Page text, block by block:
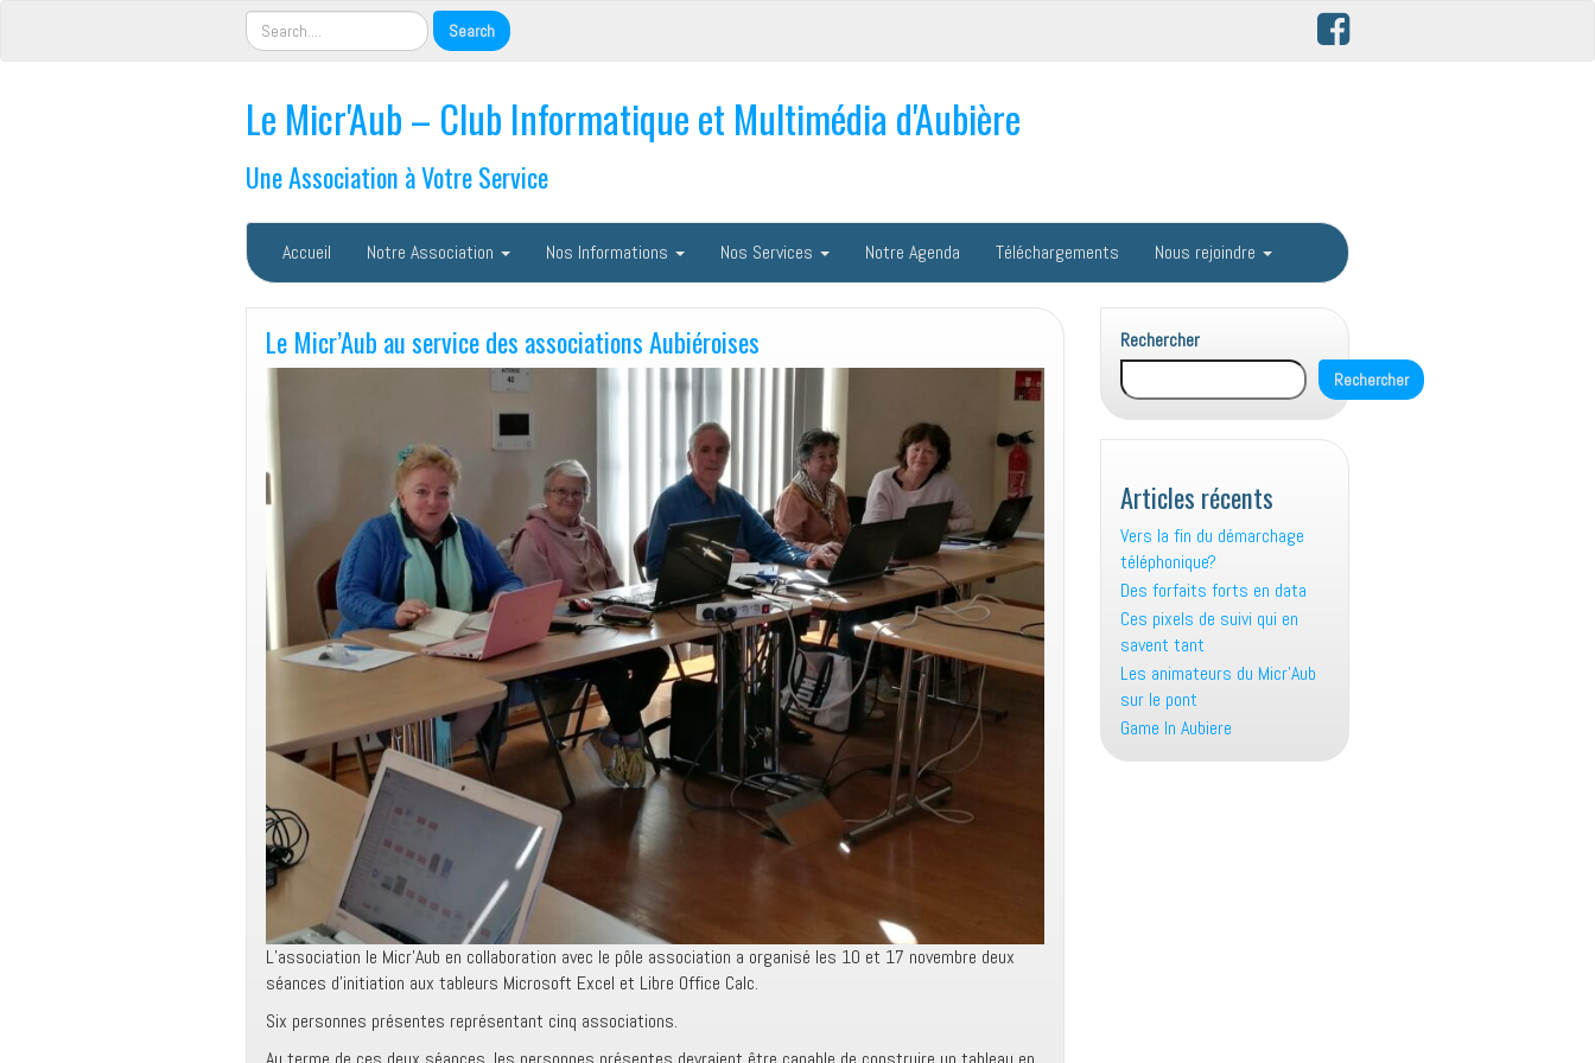
Le Micr'Aub – Club Informatique et Multimédia d'Aubière
Une Association à Votre Service
Accueil Notre Association Nos Informations Nos Services Notre Agenda Téléchargements Nous rejoindre
Le Micr’Aub au service des associations Aubiéroises
L’association le Micr’Aub en collaboration avec le pôle association a organisé les 10 et 17 novembre deux
séances d’initiation aux tableurs Microsoft Excel et Libre Office Calc.
Six personnes présentes représentant cinq associations.
Rechercher
Rechercher
Articles récents
Vers la fin du démarchage
téléphonique?
Des forfaits forts en data
Ces pixels de suivi qui en
savent tant
Les animateurs du Micr’Aub
sur le pont
Game In Aubiere